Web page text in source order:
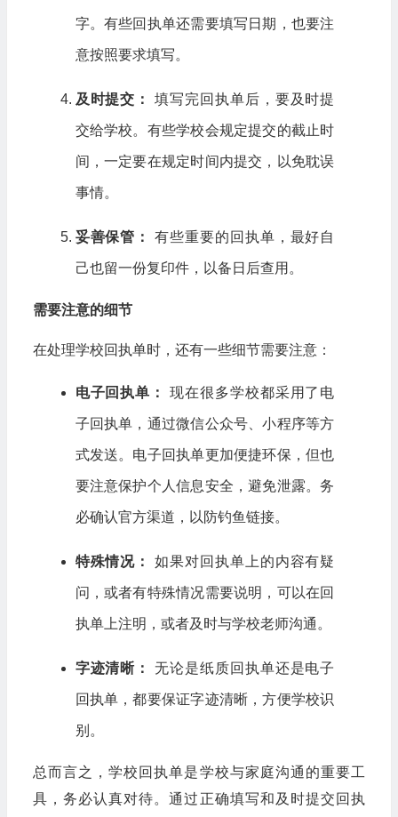
字。有些回执单还需要填写日期，也要注
意按照要求填写。
及时提交： 填写完回执单后，要及时提
交给学校。有些学校会规定提交的截止时
间，一定要在规定时间内提交，以免耽误
事情。
妥善保管： 有些重要的回执单，最好自
己也留一份复印件，以备日后查用。
需要注意的细节
在处理学校回执单时，还有一些细节需要注意：
电子回执单： 现在很多学校都采用了电
子回执单，通过微信公众号、小程序等方
式发送。电子回执单更加便捷环保，但也
要注意保护个人信息安全，避免泄露。务
必确认官方渠道，以防钓鱼链接。
特殊情况： 如果对回执单上的内容有疑
问，或者有特殊情况需要说明，可以在回
执单上注明，或者及时与学校老师沟通。
字迹清晰： 无论是纸质回执单还是电子
回执单，都要保证字迹清晰，方便学校识
别。
总而言之，学校回执单是学校与家庭沟通的重要工
具，务必认真对待。通过正确填写和及时提交回执